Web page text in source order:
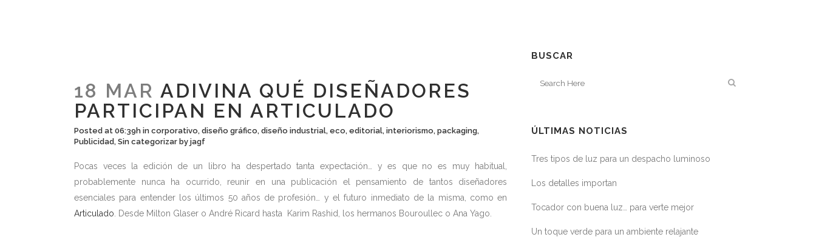
18 MAR ADIVINA QUÉ DISEÑADORES
PARTICIPAN EN ARTICULADO
Posted at 06:39h in corporativo, diseño gráfico, diseño industrial, eco, editorial, interiorismo, packaging,
Publicidad, Sin categorizar by jagf
Pocas veces la edición de un libro ha despertado tanta expectación… y es que no es muy habitual,
probablemente nunca ha ocurrido, reunir en una publicación el pensamiento de tantos diseñadores
esenciales para entender los últimos 50 años de profesión… y el futuro inmediato de la misma, como en
Articulado . Desde Milton Glaser o André Ricard hasta Karim Rashid, los hermanos Bouroullec o Ana Yago.
BUSCAR
ÚLTIMAS NOTICIAS
Tres tipos de luz para un despacho luminoso
Los detalles importan
Tocador con buena luz… para verte mejor
Un toque verde para un ambiente relajante